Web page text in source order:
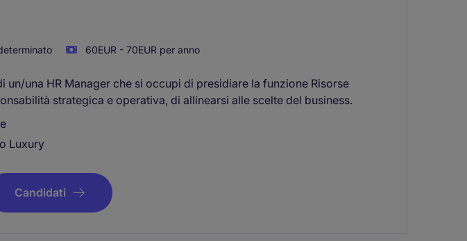
60EUR - 70EUR per anno
un/una HR Manager che si occupi di presidiare la funzione Risorse
strategica e operativa, di allinearsi alle scelte del business.
Luxury
Candidati